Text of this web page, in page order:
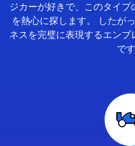
ジカーが好きで、このタイ
を熱心に探します。 したが
ネスを完璧に表現するエン
です